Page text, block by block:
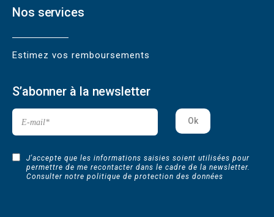
Nos services
Estimez vos remboursements
S’abonner à la newsletter
J'accepte que les informations saisies soient utilisées pour
permettre de me recontacter dans le cadre de la newsletter.
Consulter notre politique de protection des données